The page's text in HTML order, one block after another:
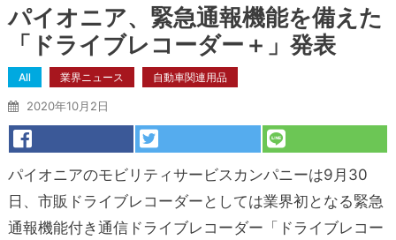
パイオニア、緊急通報機能を備えた
「ドライブレコーダー＋」発表
All 業界ニュース 自動車関連用品
2020年10月2日
パイオニアのモビリティサービスカンパニーは9月30
日、市販ドライブレコーダーとしては業界初となる緊急
通報機能付き通信ドライブレコーダー「ドライブレコー